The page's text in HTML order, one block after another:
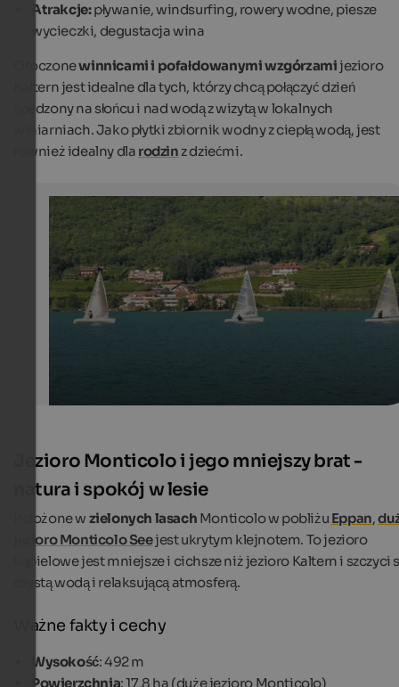
Lake Kaltern
Lake Kaltern is embedded in the typical South Tyrolean
vineyards.
Thomas Bruttel / Fotolia.com
Atrakcje:pływanie, windsurfing, rowery wodne, piesze
wycieczki, degustacja wina
Otoczonewinnicami i pofałdowanymi wzgórzamijezioro
Kaltern jest idealne dla tych, którzy chcą połączyć dzień
spędzony na słońcu i nad wodą z wizytą w lokalnych
winiarniach. Jako płytki zbiornik wodny z ciepłą wodą, jest
również idealny dla rodzin z dziećmi.
Jezioro Monticolo i jego mniejszy brat -
natura i spokój w lesie
Położone w zielonych lasach Monticolo w pobliżu Eppan,
jezioro Monticolo Seejest ukrytym klejnotem. To jezioro
kąpielowe jest mniejsze i cichsze niż jezioro Kaltern i szczyci
czystą wodą i relaksującą atmosferą.
Ważne fakty i cechy
Wysokość: 492 m
Powierzchnia: 17,8 ha (duże jezioro Monticolo)